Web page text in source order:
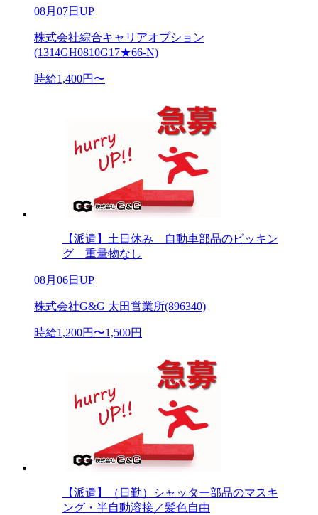
08月07日UP
株式会社綜合キャリアオプション
(1314GH0810G17★66-N)
時給1,400円〜
【派遣】土日休み 自動車部品のピッキン
グ 重量物なし
08月06日UP
株式会社G&G 太田営業所(896340)
時給1,200円〜1,500円
【派遣】（日勤）シャッター部品のマスキ
ング・半自動溶接／髪色自由